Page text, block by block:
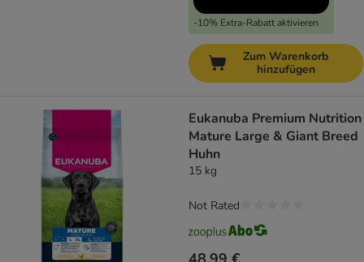
-10% Extra-Rabatt aktivieren
Zum Warenkorb
hinzufügen
Eukanuba Premium Nutrition
Mature Large & Giant Breed
Huhn
15 kg
Not Rated